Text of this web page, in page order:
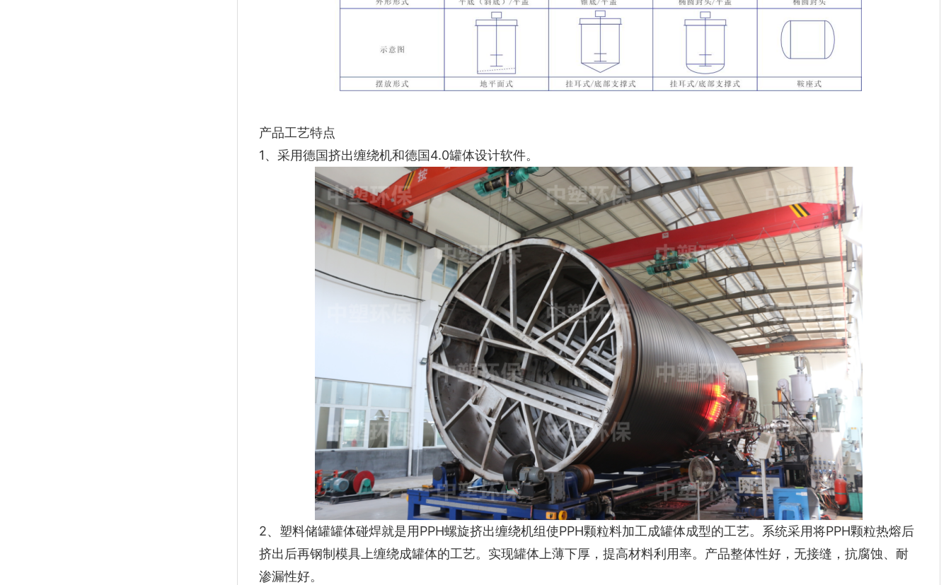
产品工艺特点
1、采用德国挤出缠绕机和德国4.0罐体设计软件。
2、塑料储罐罐体碰焊就是用PPH螺旋挤出缠绕机组使PPH颗粒料加工成罐体成型的工艺。系统采用将PPH颗粒热熔后
挤出后再钢制模具上缠绕成罐体的工艺。实现罐体上薄下厚，提高材料利用率。产品整体性好，无接缝，抗腐蚀、耐
渗漏性好。